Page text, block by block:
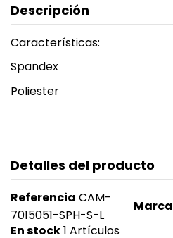
Descripción
Características:
Spandex
Poliester
Detalles del producto
Marca
Referencia CAM-
7015051-SPH-S-L
En stock1 Artículos